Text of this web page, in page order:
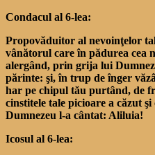
Condacul al 6-lea:
Propovăduitor al nevoinţelor
vânătorul care în pădurea cea
alergând, prin grija lui
părinte: şi, în trup de înger
har pe chipul tău purtând, de
cinstitele tale picioare a căzut
Dumnezeu l-a cântat: Aliluia!
Icosul al 6-lea: